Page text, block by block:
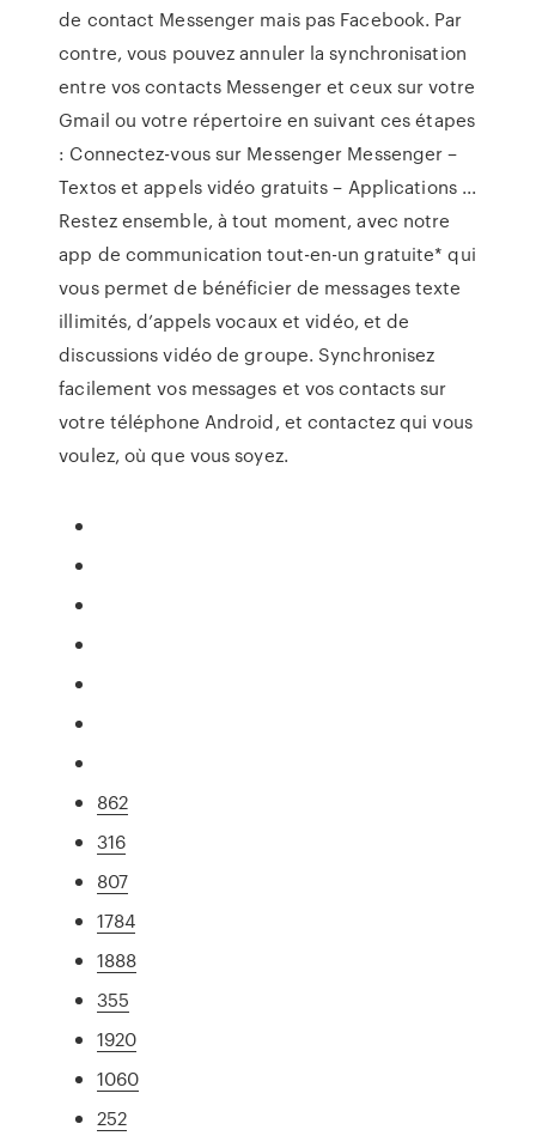
de contact Messenger mais pas Facebook. Par
contre, vous pouvez annuler la synchronisation
entre vos contacts Messenger et ceux sur votre
Gmail ou votre répertoire en suivant ces étapes
: Connectez-vous sur Messenger Messenger –
Textos et appels vidéo gratuits – Applications ...
Restez ensemble, à tout moment, avec notre
app de communication tout-en-un gratuite* qui
vous permet de bénéficier de messages texte
illimités, d’appels vocaux et vidéo, et de
discussions vidéo de groupe. Synchronisez
facilement vos messages et vos contacts sur
votre téléphone Android, et contactez qui vous
voulez, où que vous soyez.
862
316
807
1784
1888
355
1920
1060
252